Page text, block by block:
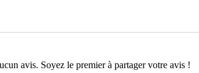
avis. Soyez le premier à partager votre avis !